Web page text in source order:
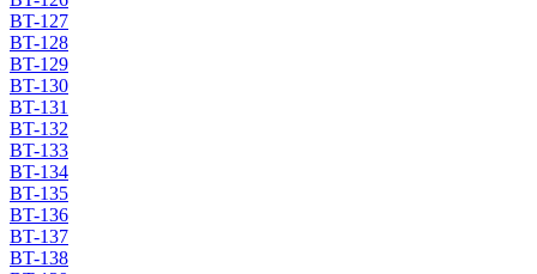
BT-127
BT-128
BT-129
BT-130
BT-131
BT-132
BT-133
BT-134
BT-135
BT-136
BT-137
BT-138